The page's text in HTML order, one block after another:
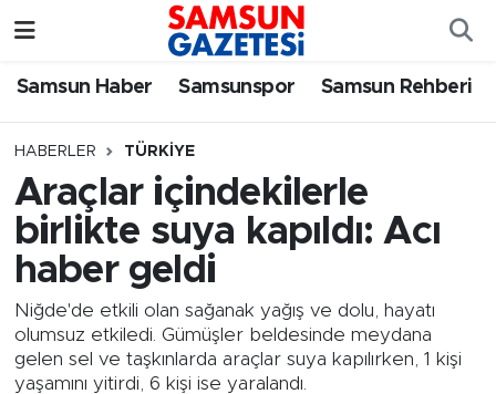
Samsun Haber Samsunspor Samsun Rehberi
HABERLER TÜRKIYE
Araçlar içindekilerle
birlikte suya kapıldı: Acı
haber geldi
Niğde'de etkili olan sağanak yağış ve dolu, hayatı
olumsuz etkiledi. Gümüşler beldesinde meydana
gelen sel ve taşkınlarda araçlar suya kapılırken, 1 kişi
yaşamını yitirdi, 6 kişi ise yaralandı.
Samsun Haber
Samsunspor
Samsun Rehberi
Resmi İlanlar
Samsun Nöbetçi Eczaneler
Samsun Hava Durumu
SAMSUN Namaz Vakitleri
Samsun Trafik Yoğunluk Haritası
Süper Lig Puan Durumu ve Fikstür
Tüm Manşetler